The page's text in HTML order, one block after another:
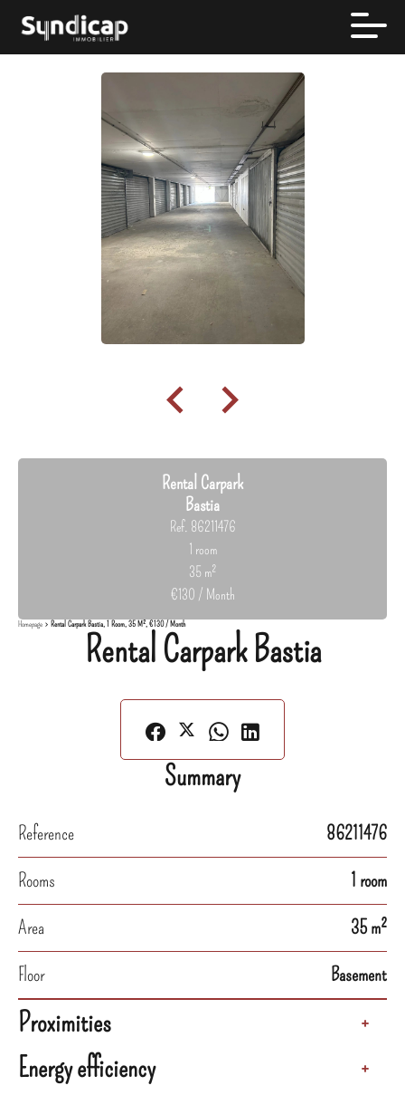
Rental Carpark
Bastia
Ref. 86211476
1 room
35 m²
€130 / Month
Homepage Rental Carpark Bastia, 1 Room, 35 M², €130 / Month
Rental Carpark Bastia
Summary
Reference
86211476
Rooms
1 room
Area
35 m²
Floor
Basement
Proximities +
Energy efficiency +